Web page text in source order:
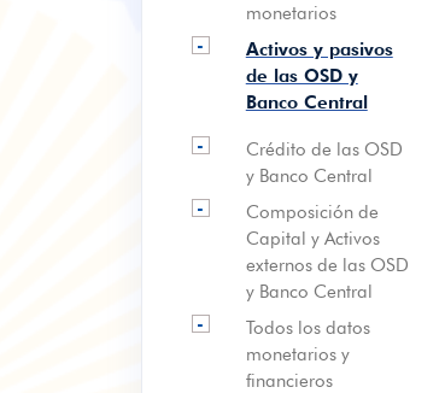
monetarios
-
Activos y pasivos
de las OSD y
Banco Central
-
Crédito de las OSD
y Banco Central
-
Composición de
Capital y Activos
externos de las OSD
y Banco Central
-
Todos los datos
monetarios y
financieros